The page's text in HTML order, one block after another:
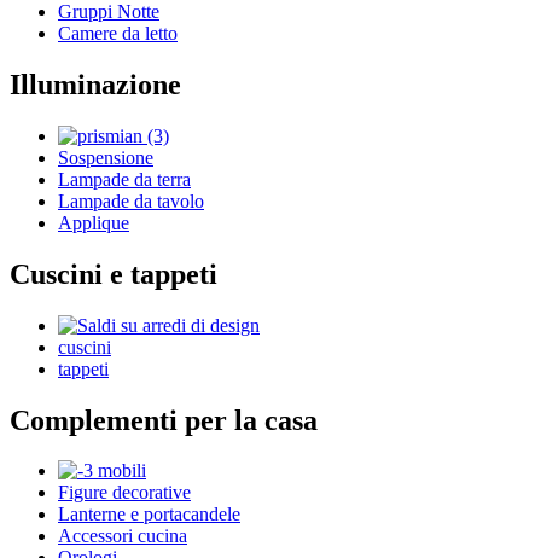
Gruppi Notte
Camere da letto
Illuminazione
Sospensione
Lampade da terra
Lampade da tavolo
Applique
Cuscini e tappeti
cuscini
tappeti
Complementi per la casa
Figure decorative
Lanterne e portacandele
Accessori cucina